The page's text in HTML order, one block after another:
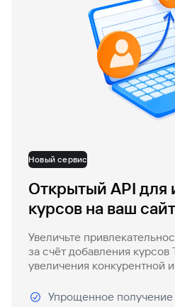
Новый сервис
Открытый API для
курсов на ваш сайт
Увеличьте
за счёт добавления
увеличения конкурентной
Упрощенное получение